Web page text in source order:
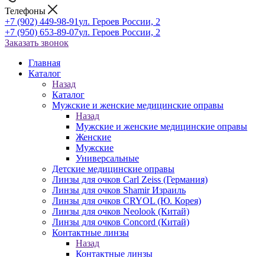
Телефоны
+7 (902) 449-98-91ул. Героев России, 2
+7 (950) 653-89-07ул. Героев России, 2
Заказать звонок
Главная
Каталог
Назад
Каталог
Мужские и женские медицинские оправы
Назад
Мужские и женские медицинские оправы
Женские
Мужские
Универсальные
Детские медицинские оправы
Линзы для очков Carl Zeiss (Германия)
Линзы для очков Shamir Израиль
Линзы для очков CRYOL (Ю. Корея)
Линзы для очков Neolook (Китай)
Линзы для очков Concord (Китай)
Контактные линзы
Назад
Контактные линзы